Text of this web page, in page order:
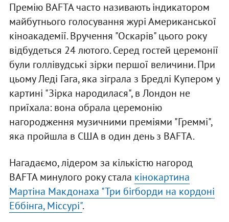
Премію BAFTA часто називають індикатором
майбутнього голосування журі Американської
кіноакадемії. Вручення "Оскарів" цього року
відбудеться 24 лютого. Серед гостей церемонії
були голлівудські зірки першої величини. При
цьому Леді Гага, яка зіграла з Бредлі Купером у
картині "Зірка народилася", в Лондон не
приїхала: вона обрала церемонію
нагородження музичними преміями "Греммі",
яка пройшла в США в один день з BAFTA.
Нагадаємо, лідером за кількістю нагород
BAFTA минулого року стала кінокартина
Мартіна Макдонаха "Три бігборди на кордоні
Еббінга, Міссурі".